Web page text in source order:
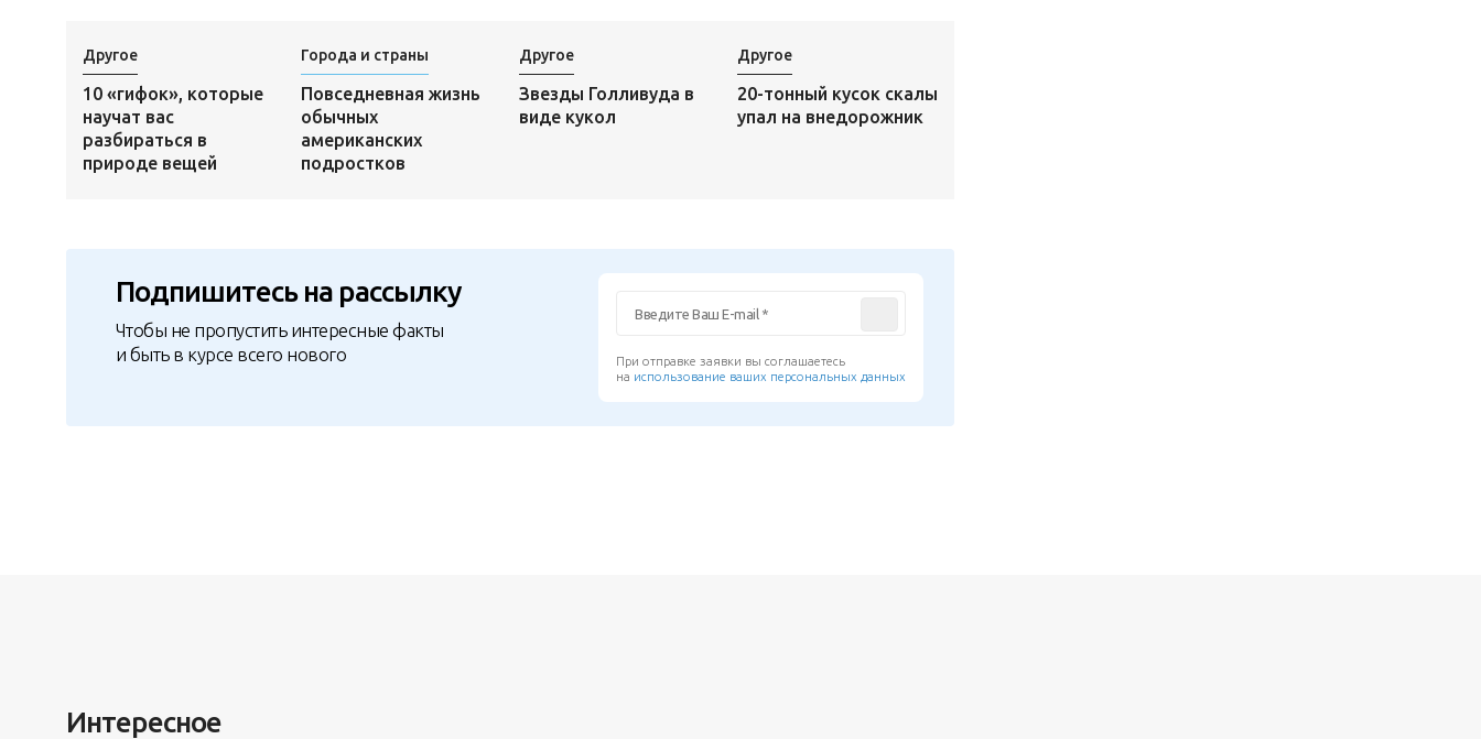
Другое
10 «гифок», которые
научат вас
разбираться в
природе вещей
Города и страны
Повседневная жизнь
обычных
американских
подростков
Другое
Звезды Голливуда в
виде кукол
Другое
20-тонный кусок скалы
упал на внедорожник
Подпишитесь на рассылку
Чтобы не пропустить интересные факты
и быть в курсе всего нового
При отправке заявки вы соглашаетесь
на использование ваших персональных данных
Интересное